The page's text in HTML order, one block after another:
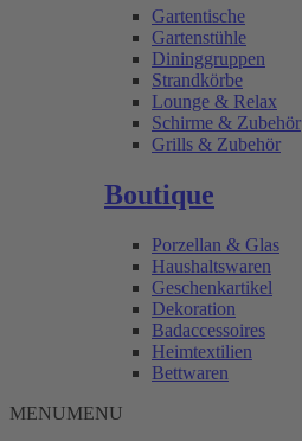
Gartentische
Gartenstühle
Dininggruppen
Strandkörbe
Lounge & Relax
Schirme & Zubehör
Grills & Zubehör
Boutique
Porzellan & Glas
Haushaltswaren
Geschenkartikel
Dekoration
Badaccessoires
Heimtextilien
Bettwaren
MENUMENU